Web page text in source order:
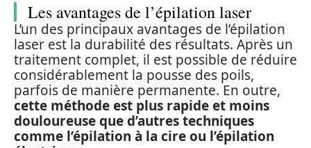
Les avantages de l’épilation laser
L’un des principaux avantages de l’épilation
laser est la durabilité des résultats. Après un
traitement complet, il est possible de réduire
considérablement la pousse des poils,
parfois de manière permanente. En outre,
cette méthode est plus rapide et moins
douloureuse que d’autres techniques
comme l’épilation à la cire ou l’épilation